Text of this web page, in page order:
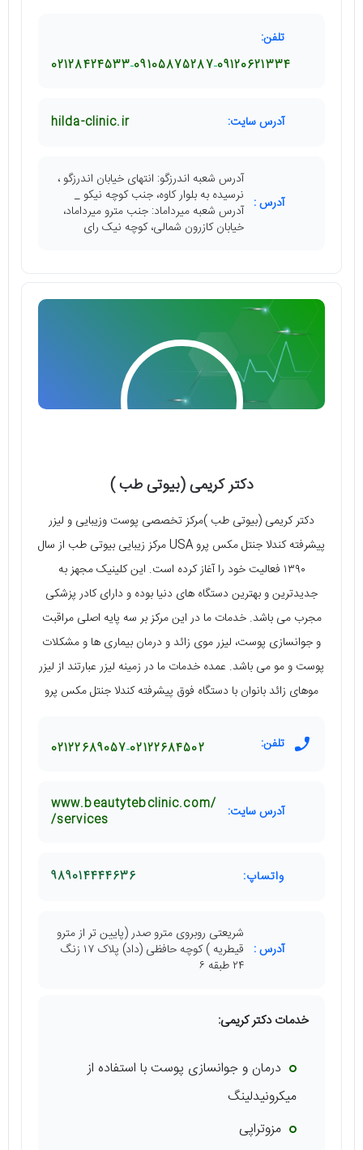
تلفن:
09120621334
09105875287
02128424533
آدرس سایت: hilda-clinic.ir
آدرس :
آدرس شعبه اندرزگو: انتهای خیابان اندرزگو ،
نرسیده به بلوار کاوه، جنب کوچه نیکو _
آدرس شعبه میرداماد: جنب مترو میرداماد،
خیابان کازرون شمالی، کوچه نیک رای
دکتر کریمی (بیوتی طب )
دکتر کریمی (بیوتی طب )مرکز تخصصی پوست وزیبایی و لیزر
پیشرفته کندلا جنتل مکس پرو USA مرکز زیبایی بیوتی طب از سال
۱۳۹۰ فعالیت خود را آغاز کرده است. این کلینیک مجهز به
جدیدترین و بهترین دستگاه های دنیا بوده و دارای کادر پزشکی
مجرب می باشد. خدمات ما در این مرکز بر سه پایه اصلی مراقبت
و جوانسازی پوست، لیزر موی زائد و درمان بیماری ها و مشکلات
پوست و مو می باشد. عمده خدمات ما در زمینه لیزر عبارتند از لیزر
موهای زائد بانوان با دستگاه فوق پیشرفته کندلا جنتل مکس پرو
تلفن: 02122684502
02122689057
آدرس سایت:
www.beautytebclinic.com/
services/
واتساپ: 989014444636
آدرس :
شریعتی روبروی مترو صدر (پایین تر از مترو
قیطریه ) کوچه حافظی (داد) پلاک ۱۷ زنگ
۲۴ طبقه ۶
خدمات دکتر کریمی:
درمان و جوانسازی پوست با استفاده از
میکرونیدلینگ
مزوتراپی